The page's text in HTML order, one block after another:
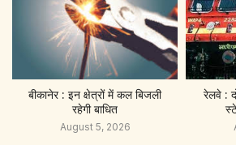
बीकानेर : इन क्षेत्रों में कल बिजली
रहेगी बाधित
August 5, 2026
रेलवे :